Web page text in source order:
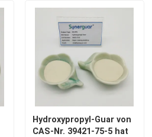
Hydroxypropyl-Guar von
CAS-Nr. 39421-75-5 hat